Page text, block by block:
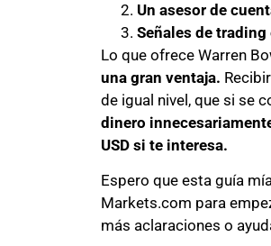
Un asesor de
Señales de
Lo que ofrece Warren
una gran ventaja.
de igual nivel, que si se
dinero
USD si te interesa.
Espero que esta guía
Markets.com para
más aclaraciones o